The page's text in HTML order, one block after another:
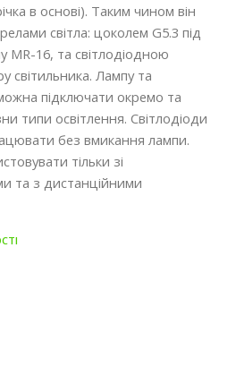
в основі). Таким чином він
світла: цоколем G5.3 під
MR-16, та світлодіодною
світильника. Лампу та
підключати окремо та
типи освітлення. Світлодіоди
без вмикання лампи.
тільки зі
та з дистанційними